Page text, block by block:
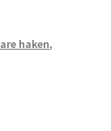
haken,